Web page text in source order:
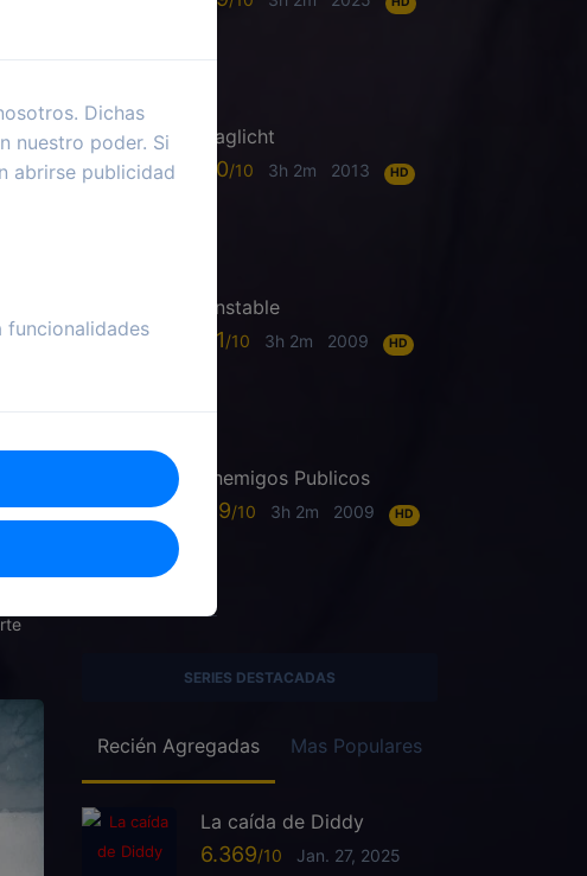
Daglicht
7.0 3h 2m 2013 HD
Unstable
6.1 3h 2m 2009 HD
Enemigos Publicos
6.9 3h 2m 2009 HD
SERIES DESTACADAS
Recién Agregadas Mas Populares
La caída de Diddy
6.369 Jan. 27, 2025
Dichas
nuestro poder. Si
abrirse publicidad
funcionalidades